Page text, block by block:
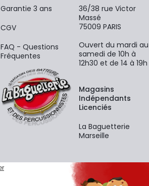
Garantie 3 ans
CGV
FAQ - Questions
Fréquentes
36/38 rue Victor
Massé
75009 PARIS
Ouvert du mardi au
samedi de 10h à
12h30 et de 14 à 19h
Magasins
Indépendants
Licenciés
La Baguetterie
Marseille